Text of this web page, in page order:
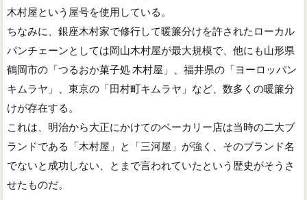
木村屋という屋号を使用している。
ちなみに、銀座木村家で修行して暖簾分けを許されたローカル
パンチェーンとしては岡山木村屋が最大規模で、他にも山形県
鶴岡市の「つるおか菓子処 木村屋」、福井県の「ヨーロッパン
キムラヤ」、東京の「田村町キムラヤ」など、数多くの暖簾分
けが存在する。
これは、明治から大正にかけてのベーカリー店は当時の二大ブ
ランドである「木村屋」と「三河屋」が強く、そのブランド名
でないと成功しない、とまで言われていたという歴史がそうさ
せたものだ。